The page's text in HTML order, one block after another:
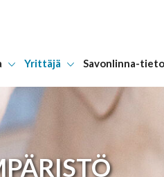
sisältöön
Yrittäjä Savonlinna-